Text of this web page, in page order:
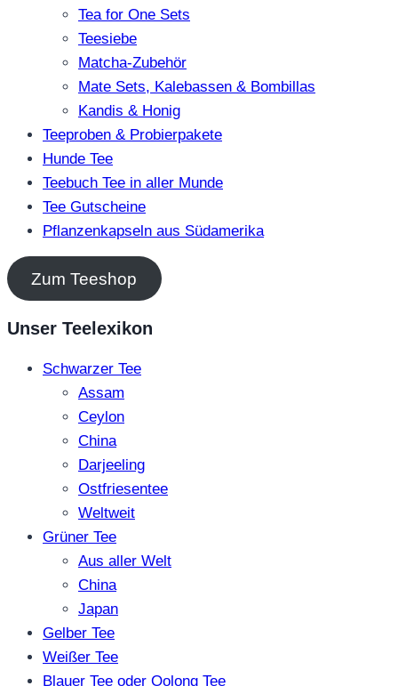
Tea for One Sets
Teesiebe
Matcha-Zubehör
Mate Sets, Kalebassen & Bombillas
Kandis & Honig
Teeproben & Probierpakete
Hunde Tee
Teebuch Tee in aller Munde
Tee Gutscheine
Pflanzenkapseln aus Südamerika
Zum Teeshop
Unser Teelexikon
Schwarzer Tee
Assam
Ceylon
China
Darjeeling
Ostfriesentee
Weltweit
Grüner Tee
Aus aller Welt
China
Japan
Gelber Tee
Weißer Tee
Blauer Tee oder Oolong Tee